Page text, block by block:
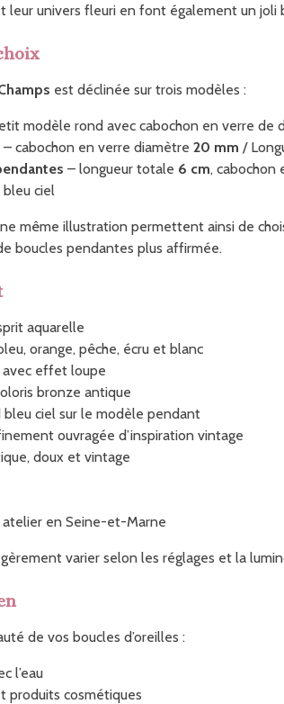
leur univers fleuri en font également un
est déclinée sur trois modèles :
modèle rond avec cabochon en verre de
– cabochon en verre diamètre 20 mm /
– longueur totale 6 cm, cabochon
ciel
même illustration permettent ainsi de
boucles pendantes plus affirmée.
aquarelle
orange, pêche, écru et blanc
avec effet loupe
bronze antique
ciel sur le modèle pendant
ouvragée d’inspiration vintage
doux et vintage
atelier en Seine-et-Marne
varier selon les réglages et la
de vos boucles d’oreilles :
l’eau
produits cosmétiques